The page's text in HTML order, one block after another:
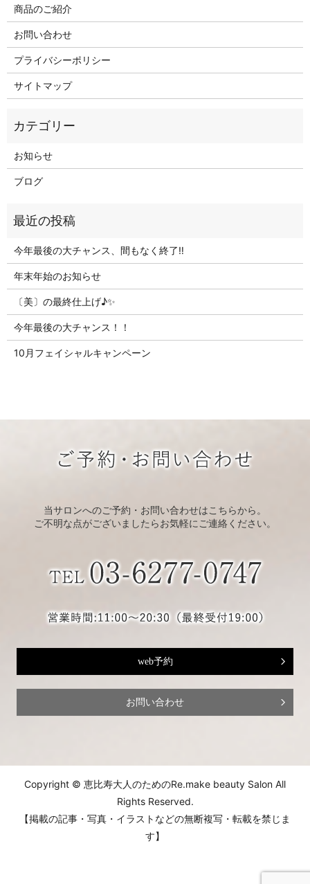
商品のご紹介
お問い合わせ
プライバシーポリシー
サイトマップ
お知らせ
ブログ
今年最後の大チャンス、間もなく終了‼
年末年始のお知らせ
〔美〕の最終仕上げ♪✨
今年最後の大チャンス！！
10月フェイシャルキャンペーン
当サロンへのご予約・お問い合わせはこちらから。
ご不明な点がございましたらお気軽にご連絡ください。
web予約
お問い合わせ
Copyright © 恵比寿大人のためのRe.make beauty Salon All
Rights Reserved.
【掲載の記事・写真・イラストなどの無断複写・転載を禁じま
す】